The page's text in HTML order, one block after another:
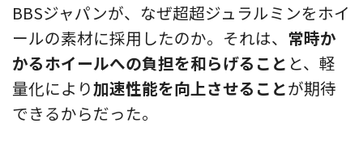
BBSジャパンが、なぜ超超ジュラルミンをホイ
ールの素材に採用したのか。それは、 常時か
かるホイールへの負担を和らげること と、軽
量化により加速性能を向上させることが期待
できるからだった。